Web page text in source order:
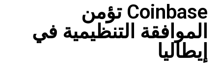
Coinbase تؤمن
الموافقة التنظيمية في
إيطاليا